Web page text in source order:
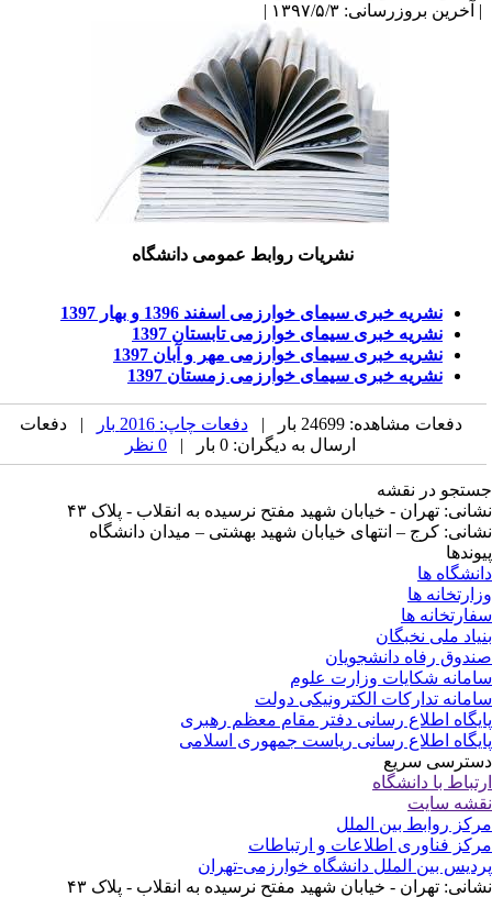
بروزرسانی: ۱۳۹۷/۵/۳ |
نشریات روابط عمومی دانشگاه
نشریه خبری سیمای خوارزمی اسفند 1396 و بهار 1397
نشریه خبری سیمای خوارزمی تابستان 1397
نشریه خبری سیمای خوارزمی مهر و آبان 1397
نشریه خبری سیمای خوارزمی زمستان 1397
دفعات مشاهده: 24699 بار | دفعات چاپ: 2016 بار
| دفعات
ارسال به دیگران: 0 بار |
در نقشه
تهران - خیابان شهید مفتح نرسیده به انقلاب - پلاک ۴۳
کرج – انتهای خیابان شهید بهشتی – میدان دانشگاه
ها
ها
ها
ملی نخبگان
رفاه دانشجویان
شکایات وزارت علوم
تدارکات الکترونیکی دولت
اطلاع رسانی دفتر مقام معظم رهبری
اطلاع رسانی ریاست جمهوری اسلامی
سریع
با دانشگاه
سایت
روابط بین الملل
فناوری اطلاعات و ارتباطات
بین الملل دانشگاه خوارزمی-تهران
تهران - خیابان شهید مفتح نرسیده به انقلاب - پلاک ۴۳